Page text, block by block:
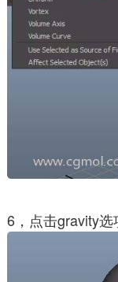
6，点击gravity选